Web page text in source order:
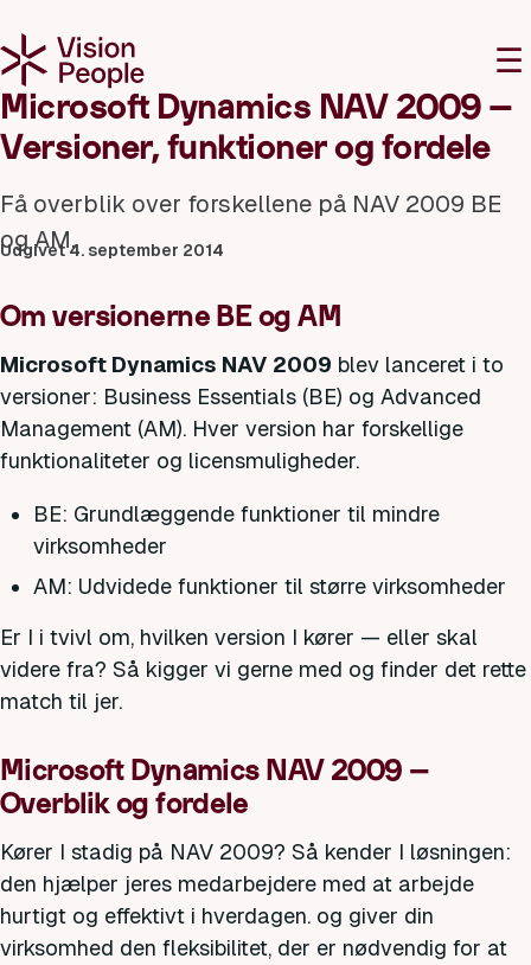
☰
Microsoft Dynamics NAV 2009 –
Versioner, funktioner og fordele
Få overblik over forskellene på NAV 2009 BE
og AM.
Udgivet 4. september 2014
Om versionerne BE og AM
Microsoft Dynamics NAV 2009 blev lanceret i to
versioner: Business Essentials (BE) og Advanced
Management (AM). Hver version har forskellige
funktionaliteter og licensmuligheder.
BE: Grundlæggende funktioner til mindre
virksomheder
AM: Udvidede funktioner til større virksomheder
Er I i tvivl om, hvilken version I kører — eller skal
videre fra? Så kigger vi gerne med og finder det rette
match til jer.
Microsoft Dynamics NAV 2009 –
Overblik og fordele
Kører I stadig på NAV 2009? Så kender I løsningen:
den hjælper jeres medarbejdere med at arbejde
hurtigt og effektivt i hverdagen. og giver din
virksomhed den fleksibilitet, der er nødvendig for at